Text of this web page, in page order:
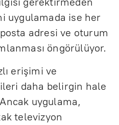
uygulamada ise her
adresi ve oturum
öngörülüyor.
erişimi ve
daha belirgin hale
uygulama,
televizyon